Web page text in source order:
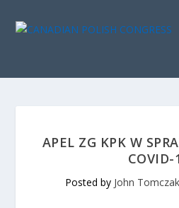
APEL ZG KPK W
COVID-
Posted by John Tomczak